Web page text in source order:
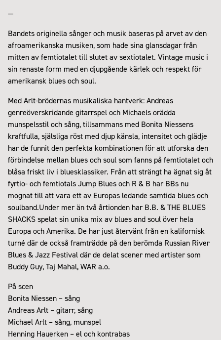
—
Bandets originella sånger och musik baseras på arvet av den
afroamerikanska musiken, som hade sina glansdagar från
mitten av femtiotalet till slutet av sextiotalet. Vintage music i
sin renaste form med en djupgående kärlek och respekt för
amerikansk blues och soul.
Med Arlt-brödernas musikaliska hantverk: Andreas
genreöverskridande gitarrspel och Michaels orädda
munspelsstil och sång, tillsammans med Bonita Niessens
kraftfulla, själsliga röst med djup känsla, intensitet och glädje
har de funnit den perfekta kombinationen för att utforska den
förbindelse mellan blues och soul som fanns på femtiotalet och
blåsa friskt liv i bluesklassiker. Från att strängt ha ägnat sig åt
fyrtio- och femtiotals Jump Blues och R & B har BBs nu
mognat till att vara ett av Europas ledande samtida blues och
soulband.Under mer än två årtionden har B.B. & THE BLUES
SHACKS spelat sin unika mix av blues and soul över hela
Europa och Amerika. De har just återvänt från en kalifornisk
turné där de också framträdde på den berömda Russian River
Blues & Jazz Festival där de delat scener med artister som
Buddy Guy, Taj Mahal, WAR a.o.
På scen
Bonita Niessen – sång
Andreas Arlt – gitarr, sång
Michael Arlt – sång, munspel
Henning Hauerken – el och kontrabas